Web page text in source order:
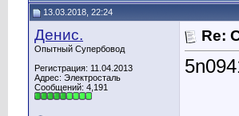
13.03.2018, 22:24
Денис.
Опытный Супербовод
Регистрация: 11.04.2013
Адрес: Электросталь
Сообщений: 4,191
Re: